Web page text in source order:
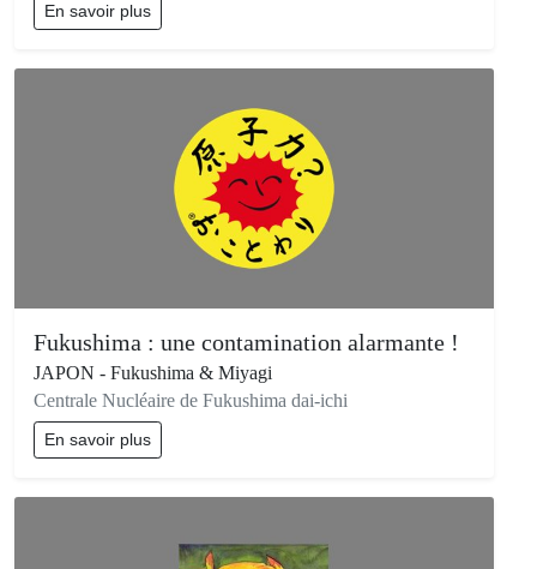
En savoir plus
Fukushima : une contamination alarmante !
JAPON - Fukushima & Miyagi
Centrale Nucléaire de Fukushima dai-ichi
En savoir plus